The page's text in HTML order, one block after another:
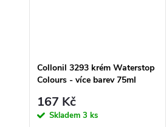
Collonil 3293 krém Waterstop
Colours - více barev 75ml
167 Kč
Skladem 3 ks